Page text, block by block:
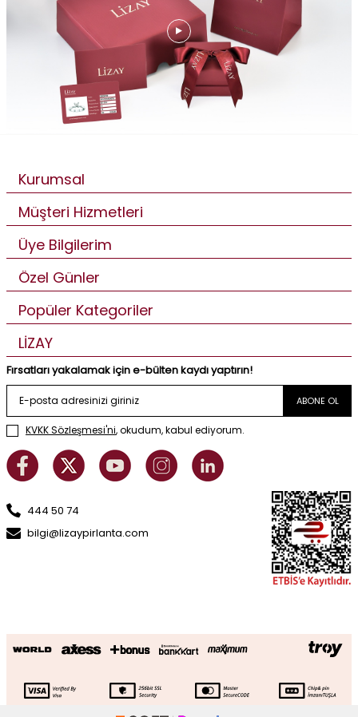
Kurumsal
Müşteri Hizmetleri
Üye Bilgilerim
Özel Günler
Popüler Kategoriler
LİZAY
Fırsatları yakalamak için e-bülten kaydı yaptırın!
ABONE OL
KVKK Sözleşmesi'ni, okudum, kabul ediyorum.
444 50 74
bilgi@lizaypirlanta.com